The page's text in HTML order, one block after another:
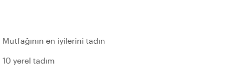
Mutfağının en iyilerini tadın
10 yerel tadım